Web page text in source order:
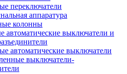
переключатели
аппаратура
колонны
выключатели и
автоматические выключатели
выключатели-